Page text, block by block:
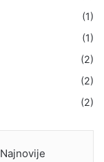
(1)
(1)
(2)
(2)
(2)
Najnovije